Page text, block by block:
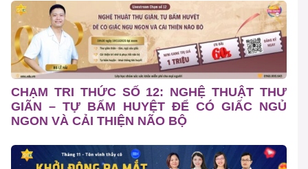
CHẠM TRI THỨC SỐ 12: NGHỆ THUẬT THƯ
GIÃN – TỰ BẤM HUYỆT ĐỂ CÓ GIẤC NGỦ
NGON VÀ CẢI THIỆN NÃO BỘ